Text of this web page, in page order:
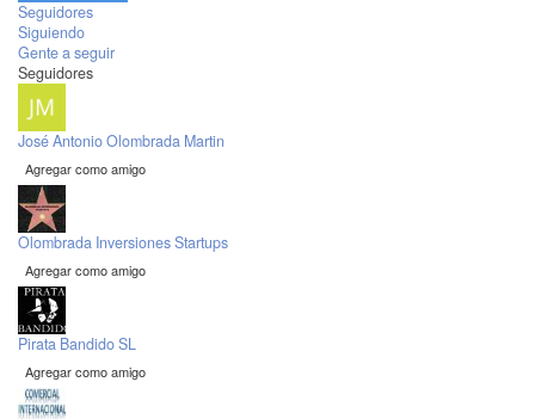
Seguidores
Siguiendo
Gente a seguir
Seguidores
José Antonio Olombrada Martin
Agregar como amigo
Olombrada Inversiones Startups
Agregar como amigo
Pirata Bandido SL
Agregar como amigo